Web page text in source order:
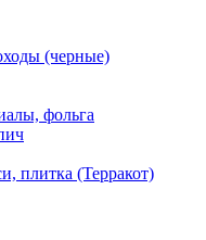
(черные)
фольга
плитка (Терракот)